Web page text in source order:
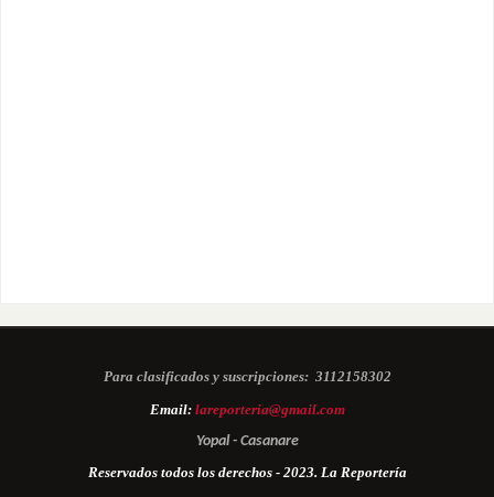
Para clasificados y suscripciones: 3112158302
Email: lareporteria@gmail.com
Yopal - Casanare
Reservados todos los derechos - 2023. La Reportería